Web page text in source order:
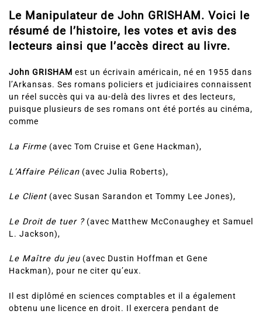
Le Manipulateur de John GRISHAM. Voici le
résumé de l’histoire, les votes et avis des
lecteurs ainsi que l’accès direct au livre.
John GRISHAM est un écrivain américain, né en 1955 dans
l’Arkansas. Ses romans policiers et judiciaires connaissent
un réel succès qui va au-delà des livres et des lecteurs,
puisque plusieurs de ses romans ont été portés au cinéma,
comme
La Firme (avec Tom Cruise et Gene Hackman),
L’Affaire Pélican (avec Julia Roberts),
Le Client (avec Susan Sarandon et Tommy Lee Jones),
Le Droit de tuer ?(avec Matthew McConaughey et Samuel
L. Jackson),
Le Maître du jeu (avec Dustin Hoffman et Gene
Hackman), pour ne citer qu’eux.
Il est diplômé en sciences comptables et il a également
obtenu une licence en droit. Il exercera pendant de